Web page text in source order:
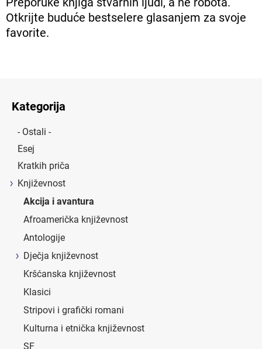
Otkrijte buduće bestselere glasanjem za svoje
favorite.
Kategorija
- Ostali -
Esej
Kratkih priča
Književnost
Akcija i avantura
Afroamerička književnost
Antologije
Dječja književnost
Kršćanska književnost
Klasici
Stripovi i grafički romani
Kulturna i etnička književnost
SF